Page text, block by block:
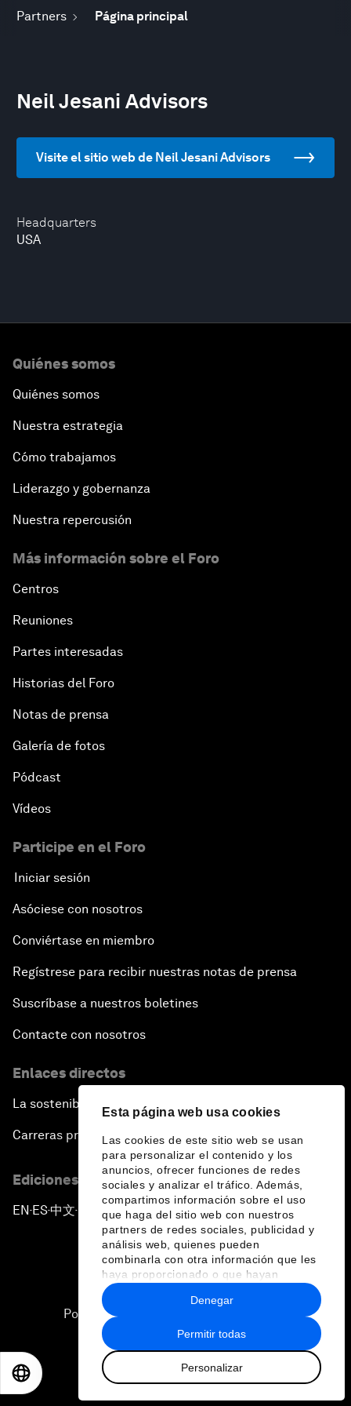
Esta página web usa cookies
Las cookies de este sitio web se usan
para personalizar el contenido y los
anuncios, ofrecer funciones de redes
sociales y analizar el tráfico. Además,
compartimos información sobre el uso
que haga del sitio web con nuestros
partners de redes sociales, publicidad y
análisis web, quienes pueden
combinarla con otra información que les
haya proporcionado o que hayan
recopilado a partir del uso que haya
hecho de sus servicios.
Permitir todas
Personalizar
Denegar
Partners Página principal
Headquarters
USA
Neil Jesani Advisors
Visite el sitio web de Neil Jesani Advisors
Quiénes somos
Quiénes somos
Nuestra estrategia
Cómo trabajamos
Liderazgo y gobernanza
Nuestra repercusión
Más información sobre el Foro
Centros
Reuniones
Partes interesadas
Historias del Foro
Notas de prensa
Galería de fotos
Pódcast
Vídeos
Participe en el Foro
Iniciar sesión
Asóciese con nosotros
Conviértase en miembro
Regístrese para recibir nuestras notas de prensa
Suscríbase a nuestros boletines
Contacte con nosotros
Enlaces directos
La sostenibilidad en el Foro
Carreras profesionales
Ediciones en otros idiomas
EN ▪ES▪中文▪ 日本語
Política de privacidad y normas de uso
Sitemap
2026 Foro Económico Mundial